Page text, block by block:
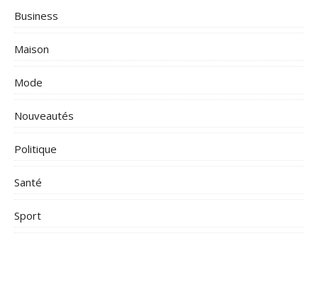
Business
Maison
Mode
Nouveautés
Politique
Santé
Sport